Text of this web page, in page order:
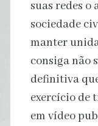
suas redes o
sociedade
manter
consiga não
definitiva
exercício de
em vídeo